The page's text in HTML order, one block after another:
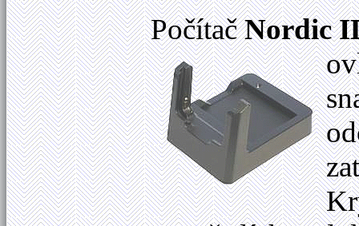
PočítačNordic